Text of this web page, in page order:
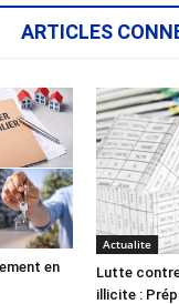
ARTICLES
en
Actualite
Lutte
illicite :